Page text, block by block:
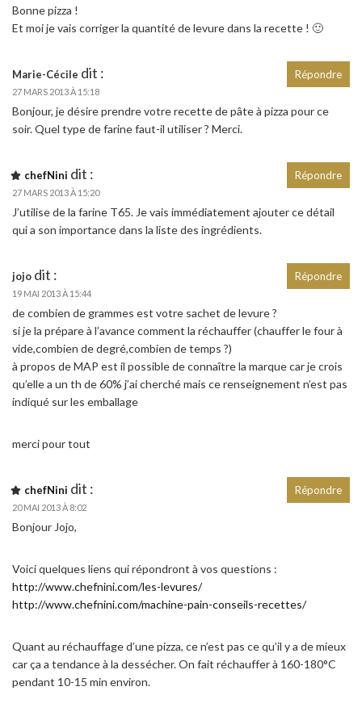
Bonne pizza !
Et moi je vais corriger la quantité de levure dans la recette ! 🙂
Marie-Cécile dit :
27 MARS 2013 À 15:18
Bonjour, je désire prendre votre recette de pâte à pizza pour ce
soir. Quel type de farine faut-il utiliser ? Merci.
Répondre
chefNini dit :
27 MARS 2013 À 15:20
J’utilise de la farine T65. Je vais immédiatement ajouter ce détail
qui a son importance dans la liste des ingrédients.
Répondre
jojo dit :
19 MAI 2013 À 15:44
de combien de grammes est votre sachet de levure ?
si je la prépare à l’avance comment la réchauffer (chauffer le four à
vide,combien de degré,combien de temps ?)
à propos de MAP est il possible de connaître la marque car je crois
qu’elle a un th de 60% j’ai cherché mais ce renseignement n’est pas
indiqué sur les emballage
merci pour tout
Répondre
chefNini dit :
20 MAI 2013 À 8:02
Bonjour Jojo,
Voici quelques liens qui répondront à vos questions :
http://www.chefnini.com/les-levures/
http://www.chefnini.com/machine-pain-conseils-recettes/
Quant au réchauffage d’une pizza, ce n’est pas ce qu’il y a de mieux
car ça a tendance à la dessécher. On fait réchauffer à 160-180°C
pendant 10-15 min environ.
Répondre